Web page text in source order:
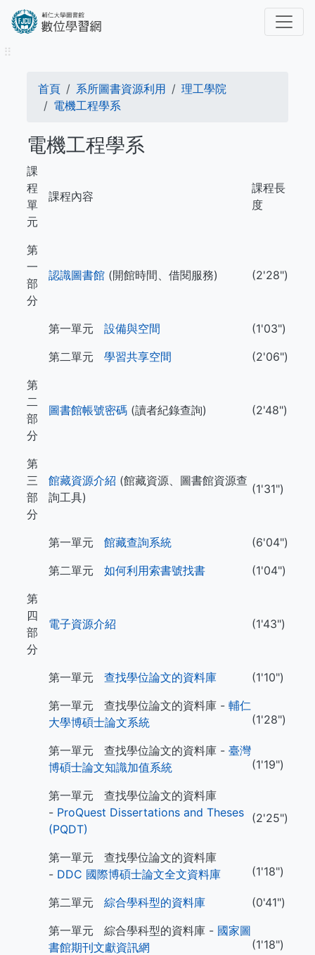
內
⠿
導
航
連
結
首頁 系所圖書資源利用
理工學院
電機工程學系
電機工程學系
課
程
單
元
課程內容
課程長
度
第
一
部
分
認識圖書館 (開館時間、借閱服務) (2'28")
第一單元 設備與空間
(1'03")
第二單元 學習共享空間
(2'06")
第
二
部
分
圖書館帳號密碼 (讀者紀錄查詢) (2'48")
第
三
部
分
館藏資源介紹 (館藏資源、圖書館資源查
詢工具)
(1'31")
第一單元 館藏查詢系統
(6'04")
第二單元 如何利用索書號找書
(1'04")
第
四
部
分
電子資源介紹 (1'43")
第一單元 查找學位論文的資料庫
(1'10")
第一單元 查找學位論文的資料庫 - 輔仁
大學博碩士論文系統
(1'28")
第一單元 查找學位論文的資料庫 - 臺灣
博碩士論文知識加值系統
(1'19")
第一單元 查找學位論文的資料庫
- ProQuest Dissertations and Theses
(PQDT)
(2'25")
第一單元 查找學位論文的資料庫
- DDC 國際博碩士論文全文資料庫 (1'18")
第二單元 綜合學科型的資料庫
(0'41")
第一單元 綜合學科型的資料庫 - 國家圖
書館期刊文獻資訊網
(1'18")